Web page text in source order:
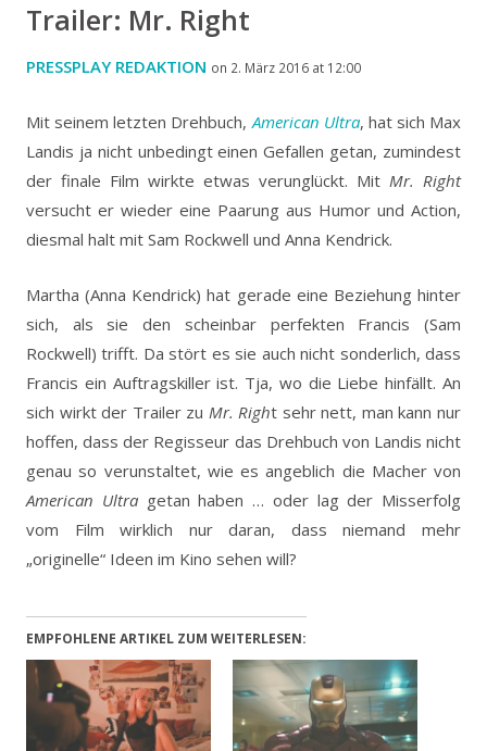
Trailer: Mr. Right
PRESSPLAY REDAKTION on 2. März 2016 at 12:00
Mit seinem letzten Drehbuch, American Ultra, hat sich Max
Landis ja nicht unbedingt einen Gefallen getan, zumindest
der finale Film wirkte etwas verunglückt. Mit Mr. Right
versucht er wieder eine Paarung aus Humor und Action,
diesmal halt mit Sam Rockwell und Anna Kendrick.
Martha (Anna Kendrick) hat gerade eine Beziehung hinter
sich, als sie den scheinbar perfekten Francis (Sam
Rockwell) trifft. Da stört es sie auch nicht sonderlich, dass
Francis ein Auftragskiller ist. Tja, wo die Liebe hinfällt. An
sich wirkt der Trailer zu Mr. Right sehr nett, man kann nur
hoffen, dass der Regisseur das Drehbuch von Landis nicht
genau so verunstaltet, wie es angeblich die Macher von
American Ultragetan haben … oder lag der Misserfolg
vom Film wirklich nur daran, dass niemand mehr
„originelle“ Ideen im Kino sehen will?
EMPFOHLENE ARTIKEL ZUM WEITERLESEN: